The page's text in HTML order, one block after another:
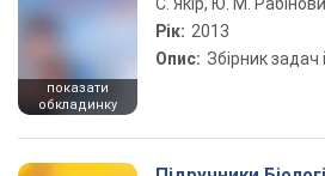
показати
обкладинку
Рік: 2013
Опис: Збірник задач